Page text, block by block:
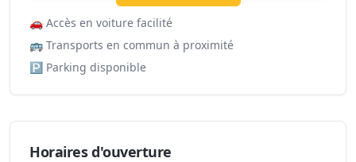
🚗 Accès en voiture facilité
🚌 Transports en commun à proximité
🅿️ Parking disponible
Horaires d'ouverture